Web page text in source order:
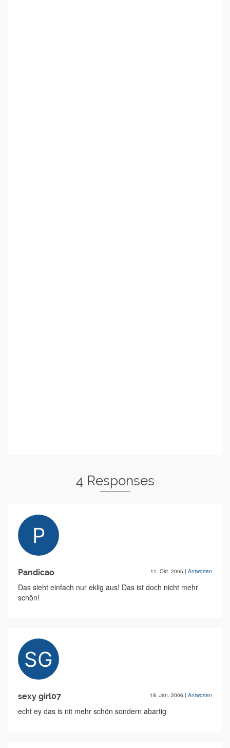
4 Responses
Pandicao 11. Okt. 2005 | Antworten
Das sieht einfach nur eklig aus! Das ist doch nicht mehr
schön!
sexy girl07 18. Jan. 2006 | Antworten
echt ey das is nit mehr schön sondern abartig